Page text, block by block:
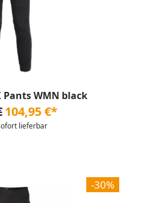
Pants WMN black
104,95 €*
lieferbar
-30%